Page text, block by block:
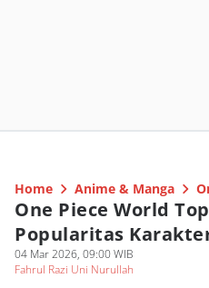
Home Anime & Manga
One Piece World
Popularitas
04 Mar 2026, 09:00 WIB
Fahrul Razi Uni Nurullah